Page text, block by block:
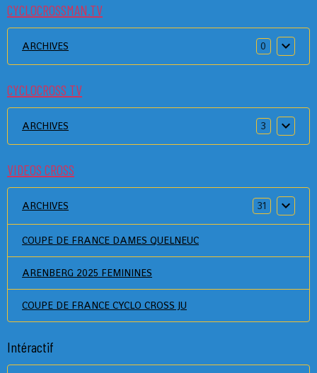
CYCLOCROSSMAN.TV
ARCHIVES 0
CYCLOCROSS TV
ARCHIVES 3
VIDEOS CROSS
ARCHIVES 31
COUPE DE FRANCE DAMES QUELNEUC
ARENBERG 2025 FEMININES
COUPE DE FRANCE CYCLO CROSS JU
Intéractif